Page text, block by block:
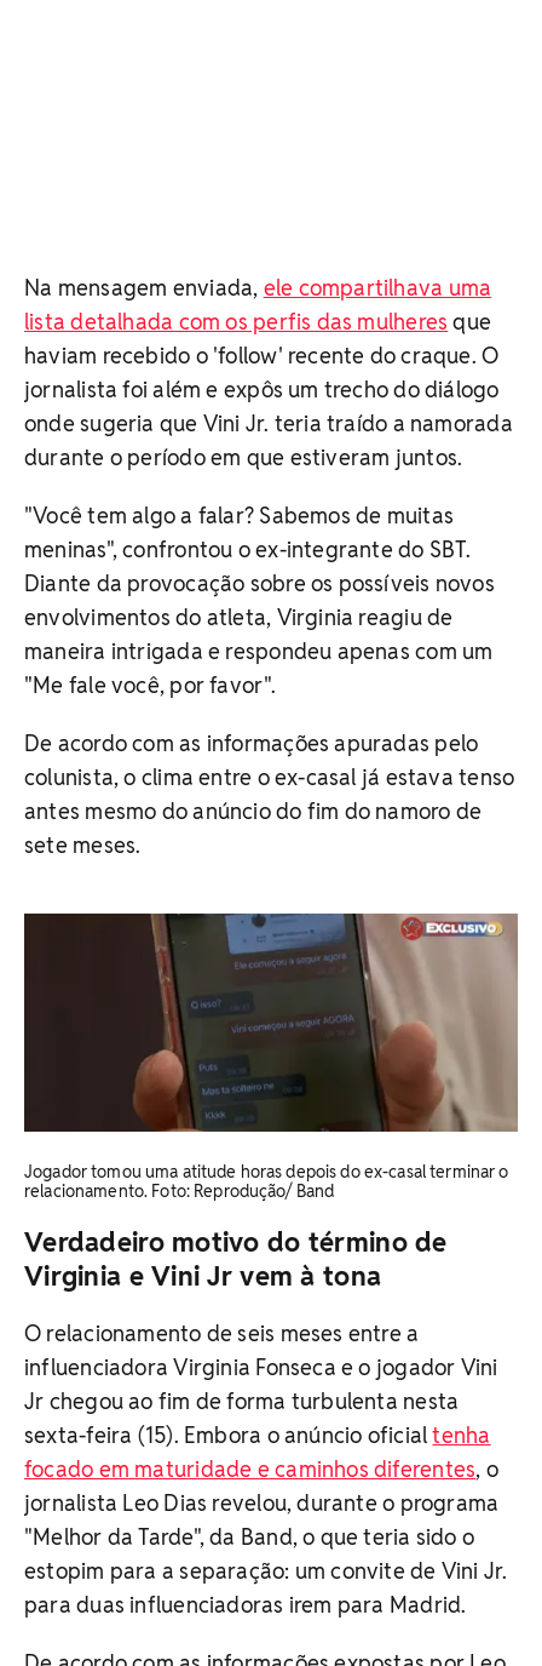
Na mensagem enviada, ele compartilhava uma
lista detalhada com os perfis das mulheres que
haviam recebido o 'follow' recente do craque. O
jornalista foi além e expôs um trecho do diálogo
onde sugeria que Vini Jr. teria traído a namorada
durante o período em que estiveram juntos.
"Você tem algo a falar? Sabemos de muitas
meninas", confrontou o ex-integrante do SBT.
Diante da provocação sobre os possíveis novos
envolvimentos do atleta, Virginia reagiu de
maneira intrigada e respondeu apenas com um
"Me fale você, por favor".
De acordo com as informações apuradas pelo
colunista, o clima entre o ex-casal já estava tenso
antes mesmo do anúncio do fim do namoro de
sete meses.
Jogador tomou uma atitude horas depois do ex-casal terminar o
relacionamento. Foto: Reprodução/ Band
Verdadeiro motivo do término de
Virginia e Vini Jr vem à tona
O relacionamento de seis meses entre a
influenciadora Virginia Fonseca e o jogador Vini
Jr chegou ao fim de forma turbulenta nesta
sexta-feira (15). Embora o anúncio oficialtenha
focado em maturidade e caminhos diferentes, o
jornalista Leo Dias revelou, durante o programa
"Melhor da Tarde", da Band, o que teria sido o
estopim para a separação: um convite de Vini Jr.
para duas influenciadoras irem para Madrid.